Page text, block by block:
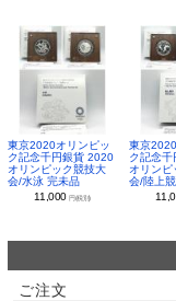
東京2020オリンピッ
ク記念千円銀貨 2020
オリンピック競技大
会/水泳 完未品
11,000円(税別)
東京
ク記念
オリンピ
会/陸上
ご注文